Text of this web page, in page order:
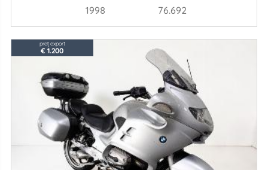
1998 76.692
preț export
€ 1.200